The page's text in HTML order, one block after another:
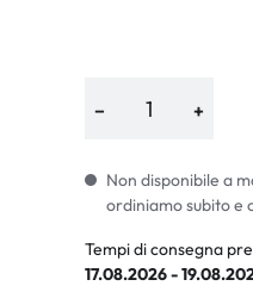
a contatto
− +
Non disponibile a
ordiniamo subito e
Tempi di consegna
17.08.2026 -